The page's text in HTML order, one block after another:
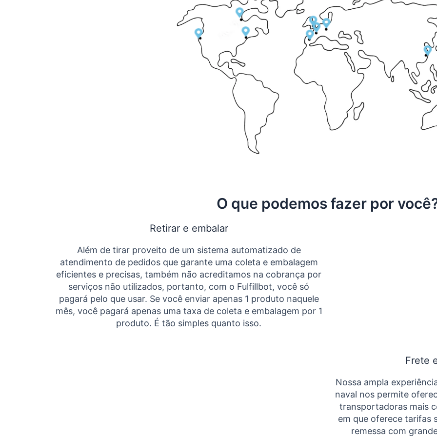
O que podemos fazer por
Retirar e embalar
Além de tirar proveito de um sistema automatizado de
atendimento de pedidos que garante uma coleta e embalagem
eficientes e precisas, também não acreditamos na cobrança por
serviços não utilizados, portanto, com o Fulfillbot, você só
pagará pelo que usar. Se você enviar apenas 1 produto naquele
mês, você pagará apenas uma taxa de coleta e embalagem por 1
produto. É tão simples quanto isso.
Frete
Nossa ampla
naval nos permite
transportadoras mais
em que oferece tarifas
remessa com